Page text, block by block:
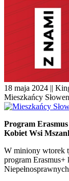
18 maja 2024 ||
Mieszkańcy
Program
Kobiet Wsi
W miniony wtorek
program Erasmus+